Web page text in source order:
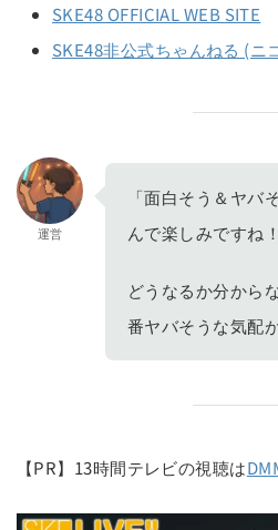
SKE48 OFFICIAL WEB SITE
SKE48非公式ちゃんねる (ニ
運営
「面白そう＆ヤバ
んで楽しみですね！
どうなるか分から
番ヤバそうな気配
【PR】13時間テレビの視聴は